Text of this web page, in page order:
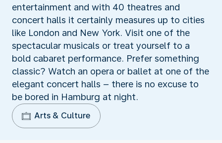
entertainment and with 40 theatres and
concert halls it certainly measures up to cities
like London and New York. Visit one of the
spectacular musicals or treat yourself to a
bold cabaret performance. Prefer something
classic? Watch an opera or ballet at one of the
elegant concert halls – there is no excuse to
be bored in Hamburg at night.
Arts & Culture